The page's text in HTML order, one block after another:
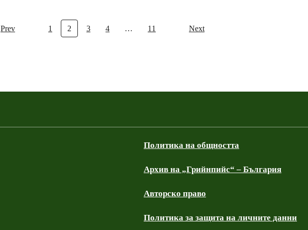
Prev 1 2 3 4 … 11 Next
Политика на общността
Архив на „Грийнпийс“ – България
Авторско право
Политика за защита на личните данни